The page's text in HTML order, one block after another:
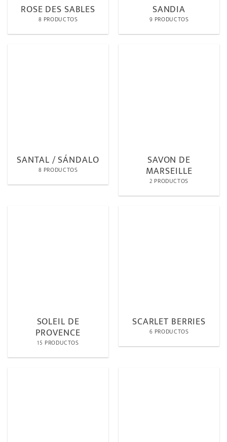
ROSE DES SABLES
8 PRODUCTOS
SANDIA
9 PRODUCTOS
SANTAL / SÁNDALO
8 PRODUCTOS
SAVON DE
MARSEILLE
2 PRODUCTOS
SOLEIL DE
PROVENCE
15 PRODUCTOS
SCARLET BERRIES
6 PRODUCTOS